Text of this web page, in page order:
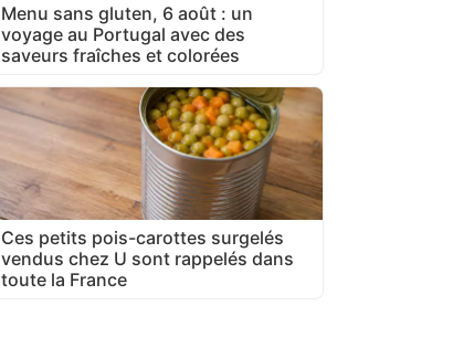
Menu sans gluten, 6 août : un
voyage au Portugal avec des
saveurs fraîches et colorées
Ces petits pois-carottes surgelés
vendus chez U sont rappelés dans
toute la France